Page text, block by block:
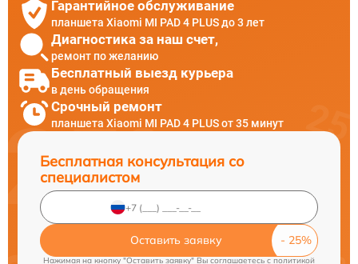
Гарантийное обслуживание
планшета Xiaomi MI PAD 4 PLUS до 3 лет
Диагностика за наш счет,
ремонт по желанию
Бесплатный выезд курьера
в день обращения
Срочный ремонт
планшета Xiaomi MI PAD 4 PLUS от 35 минут
Бесплатная консультация со
специалистом
Оставить заявку
Нажимая на кнопку "Оставить заявку" Вы соглашаетесь cполитикой